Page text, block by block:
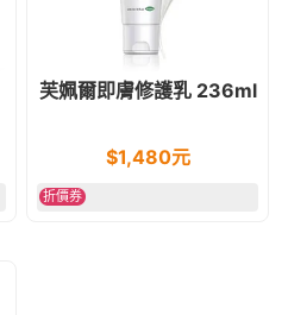
芙姵爾即膚修護乳 236ml
$1,480元
折價券